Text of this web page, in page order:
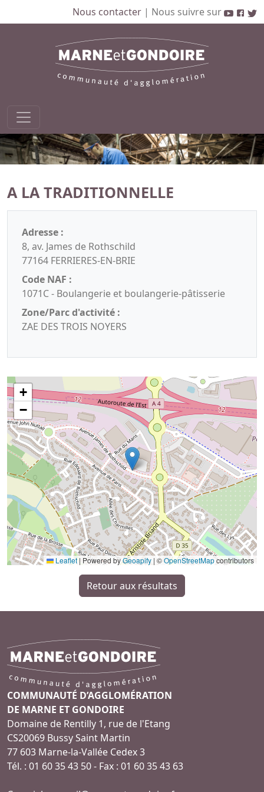
Nous contacter | Nous suivre sur
A LA TRADITIONNELLE
Adresse :
8, av. James de Rothschild
77164 FERRIERES-EN-BRIE
Code NAF :
1071C - Boulangerie et boulangerie-pâtisserie
Zone/Parc d'activité :
ZAE DES TROIS NOYERS
+
−
Leaflet | Powered byGeoapify | ©OpenStreetMapcontributors
Retour aux résultats
COMMUNAUTÉ D’AGGLOMÉRATION
DE MARNE ET GONDOIRE
Domaine de Rentilly 1, rue de l'Etang
CS20069 Bussy Saint Martin
77 603 Marne-la-Vallée Cedex 3
Tél. : 01 60 35 43 50 - Fax : 01 60 35 43 63